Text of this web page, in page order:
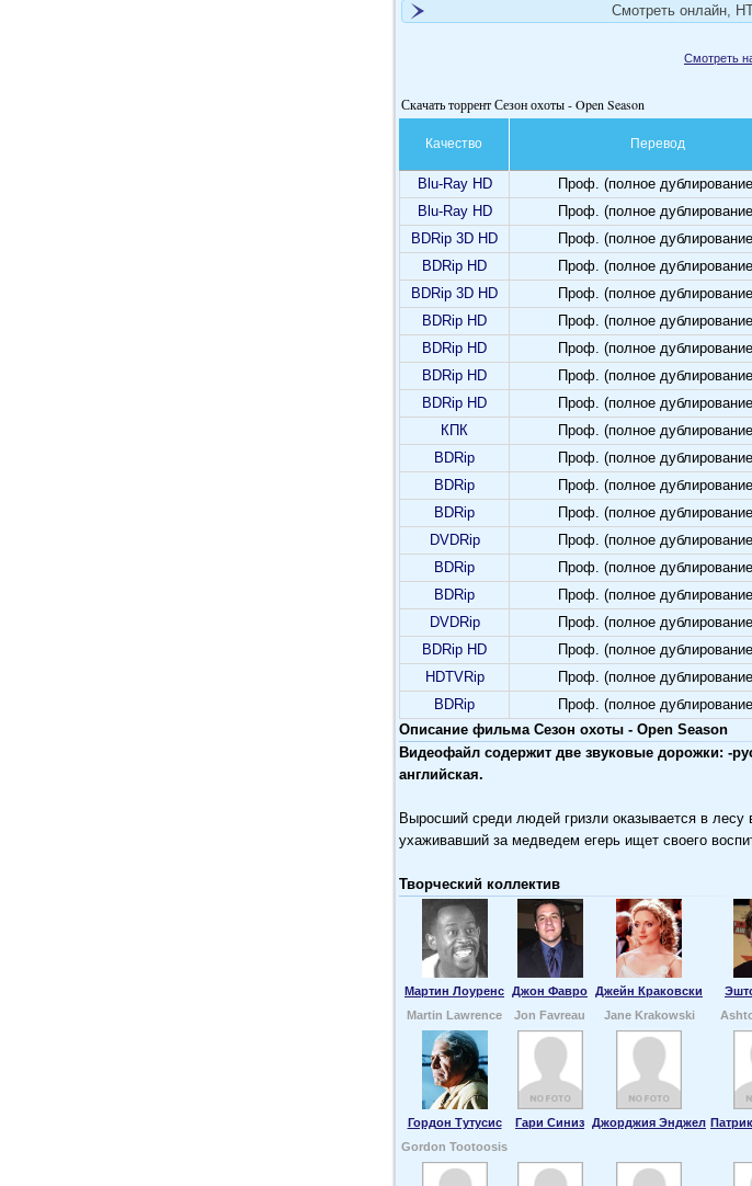
Смотреть онлайн,
Смотреть
Скачать торрент Сезон охоты - Open Season
Качество Перевод
Blu-Ray HD Проф. (полное
Blu-Ray HD
Проф. (полное
BDRip 3D HD
Проф. (полное
BDRip HD
Проф. (полное
BDRip 3D HD
Проф. (полное
BDRip HD
Проф. (полное
BDRip HD
Проф. (полное
BDRip HD
Проф. (полное
BDRip HD
Проф. (полное
КПК
Проф. (полное
BDRip
Проф. (полное
BDRip
Проф. (полное
BDRip
Проф. (полное
DVDRip
Проф. (полное
BDRip
Проф. (полное
BDRip
Проф. (полное
DVDRip
Проф. (полное
BDRip HD
Проф. (полное
HDTVRip
Проф. (полное
BDRip
Проф. (полное
Описание фильма Сезон охоты - Open Season
Видеофайл содержит две звуковые дорожки: -
английская.
Выросший среди людей гризли оказывается в лесу
ухаживавший за медведем егерь ищет своего
Творческий коллектив
Мартин Лоуренс Джон Фавро Джейн Краковски
Martin Lawrence
Jon Favreau Jane Krakowski
Гордон Тутусис Гари Синиз Джорджия Энджел
Gordon Tootoosis